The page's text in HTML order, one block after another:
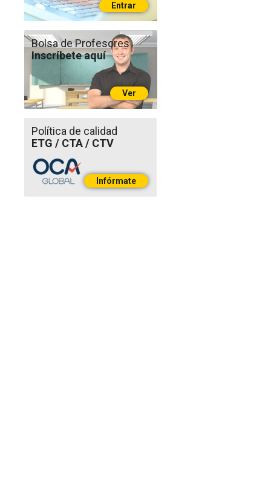
Entrar
Bolsa de Profesores
Inscríbete aquí
Ver
Política de calidad
ETG / CTA / CTV
Infórmate